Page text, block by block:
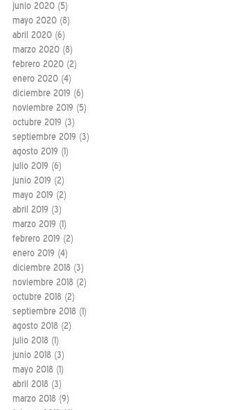
junio 2020 (5)
mayo 2020 (8)
abril 2020 (6)
marzo 2020 (8)
febrero 2020 (2)
enero 2020 (4)
diciembre 2019 (6)
noviembre 2019 (5)
octubre 2019 (3)
septiembre 2019 (3)
agosto 2019 (1)
julio 2019 (6)
junio 2019 (2)
mayo 2019 (2)
abril 2019 (3)
marzo 2019 (1)
febrero 2019 (2)
enero 2019 (4)
diciembre 2018 (3)
noviembre 2018 (2)
octubre 2018 (2)
septiembre 2018 (1)
agosto 2018 (2)
julio 2018 (1)
junio 2018 (3)
mayo 2018 (1)
abril 2018 (3)
marzo 2018 (9)